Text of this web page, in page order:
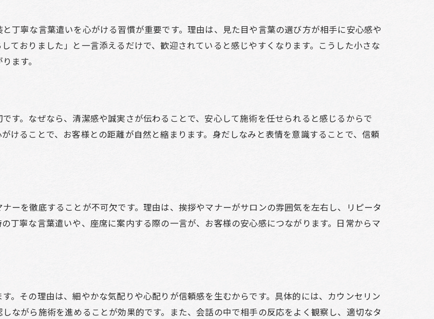
丁寧な言葉遣いを心がける習慣が重要です。理由は、見た目や言葉の選び方が相手に安心感や
ておりました」と一言添えるだけで、歓迎されていると感じやすくなります。こうした小さな
ます。
す。なぜなら、清潔感や誠実さが伝わることで、安心して施術を任せられると感じるからで
けることで、お客様との距離が自然と縮まります。身だしなみと表情を意識することで、信頼
ーを徹底することが不可欠です。理由は、挨拶やマナーがサロンの雰囲気を左右し、リピータ
丁寧な言葉遣いや、座席に案内する際の一言が、お客様の安心感につながります。日常からマ
。その理由は、細やかな気配りや心配りが信頼感を生むからです。具体的には、カウンセリン
ながら施術を進めることが効果的です。また、会話の中で相手の反応をよく観察し、適切なタ